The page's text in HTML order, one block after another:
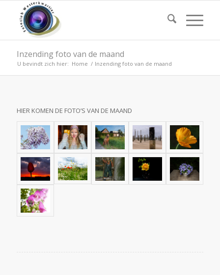
Inzending foto van de maand
U bevindt zich hier: Home / Inzending foto van de maand
HIER KOMEN DE FOTO’S VAN DE MAAND